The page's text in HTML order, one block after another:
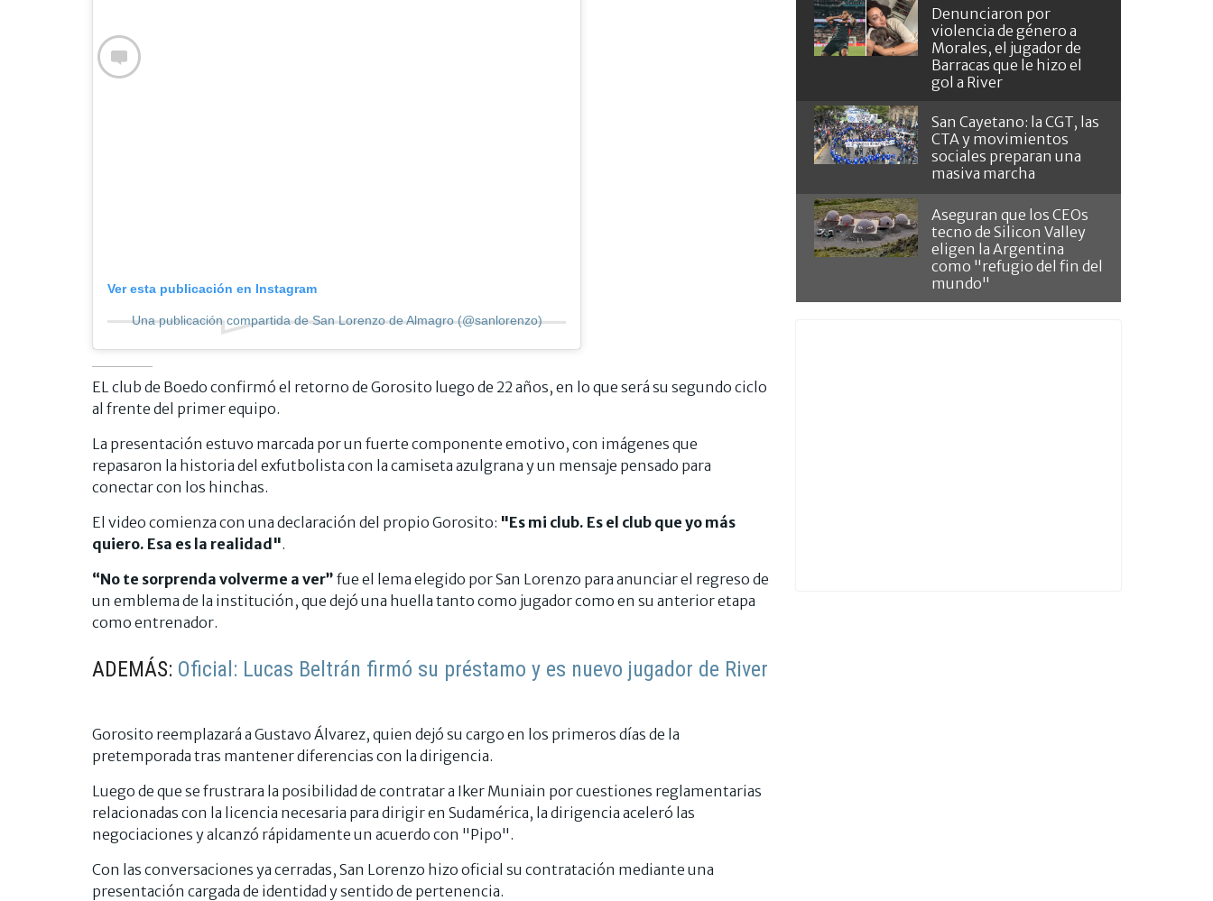
Ver esta publicación en Instagram
Una publicación compartida de San Lorenzo de Almagro (@sanlorenzo)
EL club de Boedo confirmó el retorno de Gorosito luego de 22 años, en lo que será su segundo ciclo
al frente del primer equipo.
La presentación estuvo marcada por un fuerte componente emotivo, con imágenes que
repasaron la historia del exfutbolista con la camiseta azulgrana y un mensaje pensado para
conectar con los hinchas.
El video comienza con una declaración del propio Gorosito: "Es mi club. Es el club que yo más
quiero. Esa es la realidad".
“No te sorprenda volverme a ver” fue el lema elegido por San Lorenzo para anunciar el regreso de
un emblema de la institución, que dejó una huella tanto como jugador como en su anterior etapa
como entrenador.
ADEMÁS: Oficial: Lucas Beltrán firmó su préstamo y es nuevo jugador de River
Gorosito reemplazará a Gustavo Álvarez, quien dejó su cargo en los primeros días de la
pretemporada tras mantener diferencias con la dirigencia.
Luego de que se frustrara la posibilidad de contratar a Iker Muniain por cuestiones reglamentarias
relacionadas con la licencia necesaria para dirigir en Sudamérica, la dirigencia aceleró las
negociaciones y alcanzó rápidamente un acuerdo con "Pipo".
Con las conversaciones ya cerradas, San Lorenzo hizo oficial su contratación mediante una
presentación cargada de identidad y sentido de pertenencia.
Denunciaron por
violencia de género a
Morales, el jugador de
Barracas que le hizo el
gol a River
San Cayetano: la CGT, las
CTA y movimientos
sociales preparan una
masiva marcha
Aseguran que los CEOs
tecno de Silicon Valley
eligen la Argentina
como "refugio del fin del
mundo"